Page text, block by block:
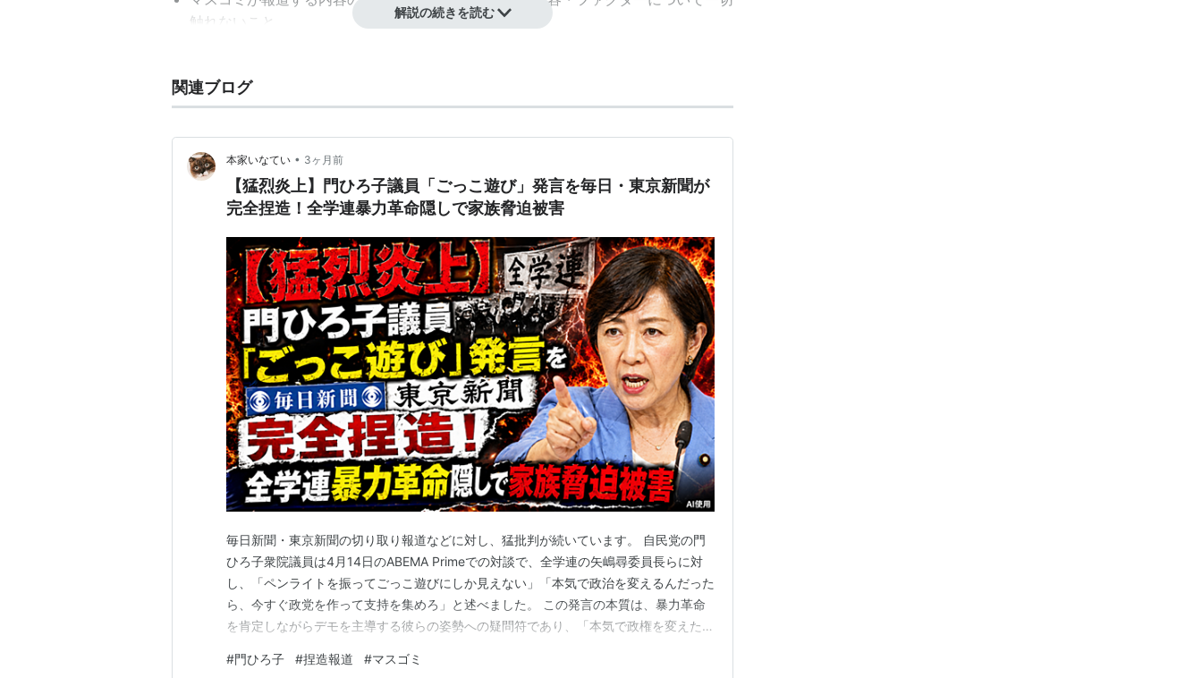
触れないこと。
アサヒる
解説の続きを読む
関連ブログ
本家いなてい • 3ヶ月前
【猛烈炎上】門ひろ子議員「ごっこ遊び」発言を毎日・東京新聞が
完全捏造！全学連暴力革命隠しで家族脅迫被害
毎日新聞・東京新聞の切り取り報道などに対し、猛批判が続いています。 自民党の門
ひろ子衆院議員は4月14日のABEMA Primeでの対談で、全学連の矢嶋尋委員長らに対
し、「ペンライトを振ってごっこ遊びにしか見えない」「本気で政治を変えるんだった
ら、今すぐ政党を作って支持を集めろ」と述べました。 この発言の本質は、暴力革命
を肯定しながらデモを主導する彼らの姿勢への疑問符であり、「本気で政権を変えたい
助言の文脈にありました。 門議員は全学連の非現実的な主張を具体的に突き、デモの
#門ひろ子 #捏造報道 #マスゴミ